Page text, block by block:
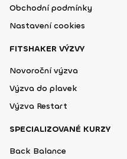
Obchodní podmínky
Nastavení cookies
FITSHAKER VÝZVY
Novoroční výzva
Výzva do plavek
Výzva Restart
SPECIALIZOVANÉ KURZY
Back Balance